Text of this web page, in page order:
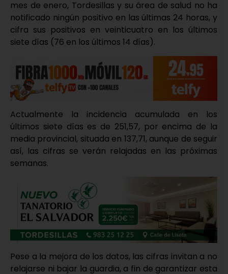
mes de enero, Tordesillas y su área de salud no ha
notificado ningún positivo en las últimas 24 horas, y
cifra sus positivos en veinticuatro en los últimos
siete días (76 en los últimos 14 días).
Actualmente la incidencia acumulada en los
últimos siete días es de 251,57, por encima de la
media provincial, situada en 137,71, aunque de seguir
así, las cifras se verán relajadas en las próximas
semanas.
Pese a la mejora de los datos, las cifras invitan a no
relajarse ni bajar la guardia, a fin de garantizar esta